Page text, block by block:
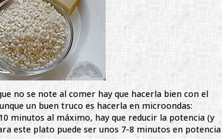
no se note al comer hay que hacerla bien con el
un buen truco es hacerla en microondas:
minutos al máximo, hay que reducir la potencia (y
este plato puede ser unos 7-8 minutos en potencia